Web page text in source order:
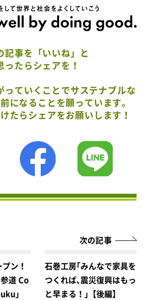
記事を「いいね」と
ったらシェアを！
っていくことでサステナブルな
になることを願っています。
たらシェアをお願いします！
ン！
道 Co
」
次の記事
石巻工房｢みんなで家具を
つくれば､震災復興はもっ
と早まる！｣【後編】